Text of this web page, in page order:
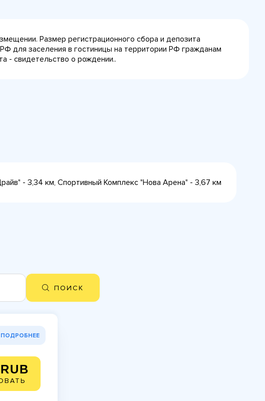
Размер регистрационного сбора и депозита
для заселения в гостиницы на территории РФ гражданам
- свидетельство о рождении..
- 3,34 км, Спортивный Комплекс "Нова Арена" - 3,67 км
ПОИСК
ПОДРОБНЕЕ